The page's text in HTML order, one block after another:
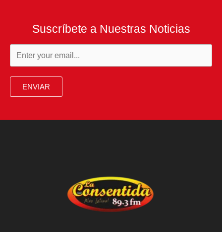
Suscríbete a Nuestras Noticias
ENVIAR